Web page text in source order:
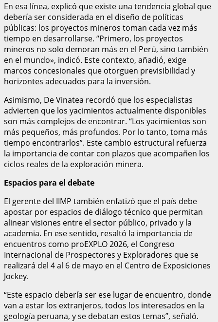
En esa línea, explicó que existe una tendencia global que
debería ser considerada en el diseño de políticas
públicas: los proyectos mineros toman cada vez más
tiempo en desarrollarse. “Primero, los proyectos
mineros no solo demoran más en el Perú, sino también
en el mundo», indicó. Este contexto, añadió, exige
marcos concesionales que otorguen previsibilidad y
horizontes adecuados para la inversión.
Asimismo, De Vinatea recordó que los especialistas
advierten que los yacimientos actualmente disponibles
son más complejos de encontrar. “Los yacimientos son
más pequeños, más profundos. Por lo tanto, toma más
tiempo encontrarlos”. Este cambio estructural refuerza
la importancia de contar con plazos que acompañen los
ciclos reales de la exploración minera.
Espacios para el debate
El gerente del IIMP también enfatizó que el país debe
apostar por espacios de diálogo técnico que permitan
alinear visiones entre el sector público, privado y la
academia. En ese sentido, resaltó la importancia de
encuentros como proEXPLO 2026, el Congreso
Internacional de Prospectores y Exploradores que se
realizará del 4 al 6 de mayo en el Centro de Exposiciones
Jockey.
“Este espacio debería ser ese lugar de encuentro, donde
van a estar los extranjeros, todos los interesados en la
geología peruana, y se debatan estos temas”, señaló.